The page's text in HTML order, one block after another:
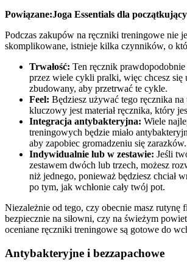
Powiązane:Joga Essentials dla
Podczas zakupów na ręczniki treningowe nie
skomplikowane, istnieje kilka czynników, o
Trwałość: Ten ręcznik prawdopodobnie
przez wiele cykli pralki, więc chcesz się
zbudowany, aby przetrwać te cykle.
Feel: Będziesz używać tego ręcznika
kluczowy jest materiał ręcznika, który
Integracja antybakteryjna: Wiele
treningowych będzie miało
aby zapobiec gromadzeniu się zarazków.
Indywidualnie lub w zestawie: Jeśli
zestawem dwóch lub trzech, możesz
niż jednego, ponieważ będziesz chciał
po tym, jak wchłonie cały twój pot.
Niezależnie od tego, czy obecnie masz rutynę
bezpiecznie na siłowni, czy na świeżym
oceniane ręczniki treningowe są gotowe do
Antybakteryjne i bezzapachowe